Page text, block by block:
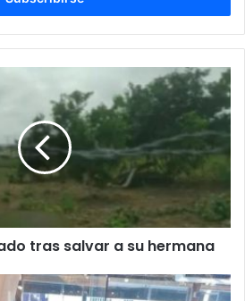
tras salvar a su hermana